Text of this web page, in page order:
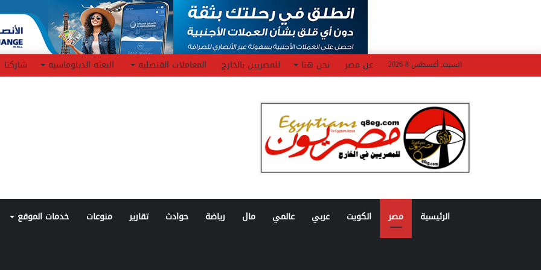
السبت, أغسطس 8 2026 عن مصر نحن هنا للمصريين بالخارج المعاملات القنصليه البعثه الدبلوماسيه شاركنا
الرئيسية مصر الكويت عربي عالمي مال رياضة حوادث تقارير منوعات خدمات الموقع